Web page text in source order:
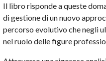
Il libro risponde a queste
di gestione di un nuovo
percorso evolutivo che negli
nel ruolo delle figure